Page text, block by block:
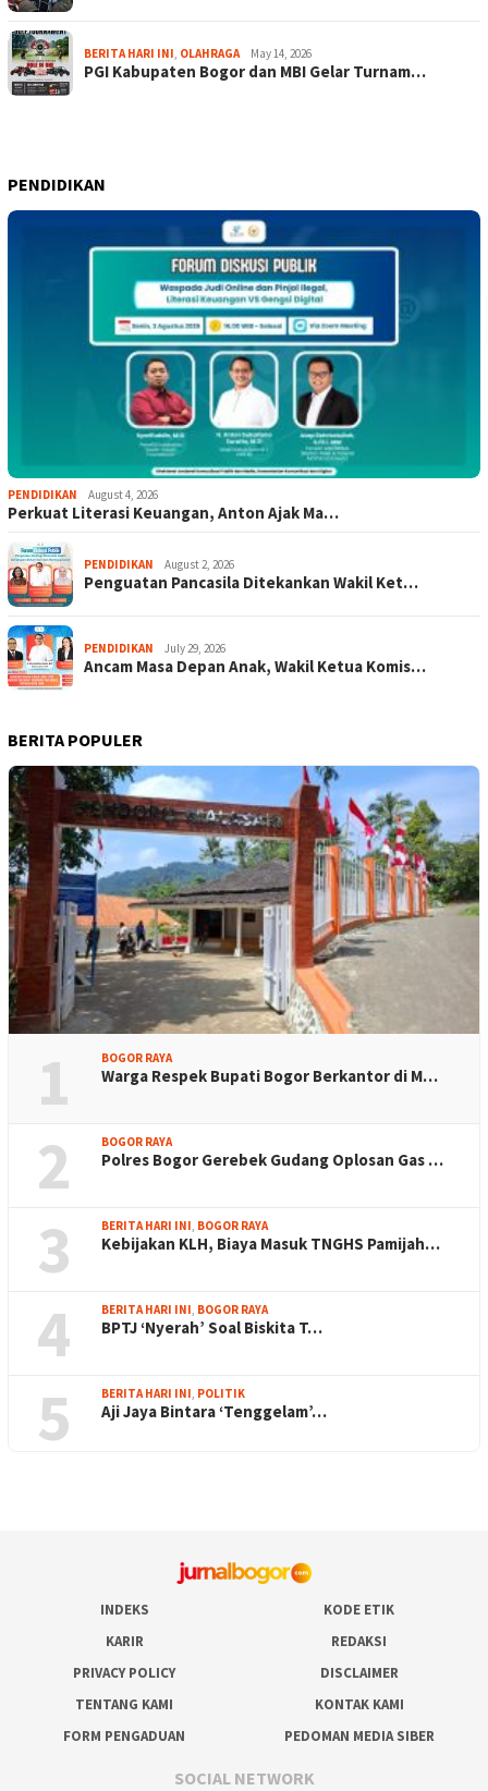
BERITA HARI INI, OLAHRAGA May 14, 2026
PGI Kabupaten Bogor dan MBI Gelar Turnam…
PENDIDIKAN
PENDIDIKAN August 4, 2026
Perkuat Literasi Keuangan, Anton Ajak Ma…
PENDIDIKAN August 2, 2026
Penguatan Pancasila Ditekankan Wakil Ket…
PENDIDIKAN July 29, 2026
Ancam Masa Depan Anak, Wakil Ketua Komis…
BERITA POPULER
1 BOGOR RAYA
Warga Respek Bupati Bogor Berkantor di M…
2 BOGOR RAYA
Polres Bogor Gerebek Gudang Oplosan Gas …
3 BERITA HARI INI BOGOR RAYA
Kebijakan KLH, Biaya Masuk TNGHS Pamijah…
4 BERITA HARI INI BOGOR RAYA
BPTJ ‘Nyerah’ Soal Biskita T…
5 BERITA HARI INI POLITIK
Aji Jaya Bintara ‘Tenggelam’…
INDEKS
KODE ETIK
KARIR
REDAKSI
PRIVACY POLICY
DISCLAIMER
TENTANG KAMI
KONTAK KAMI
FORM PENGADUAN
PEDOMAN MEDIA SIBER
SOCIAL NETWORK